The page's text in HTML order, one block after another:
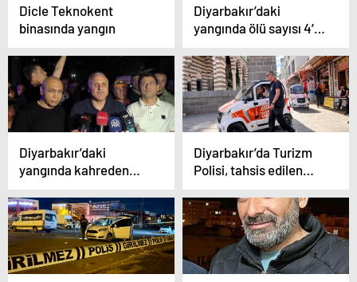
Dicle Teknokent
binasında yangın
Diyarbakır’daki
yangında ölü sayısı 4’e
çocuğu hayatını
kaybetti
Diyarbakır’daki
yangında kahreden
hayatını kaybetti
Diyarbakır’da Turizm
Polisi, tahsis edilen
atacak